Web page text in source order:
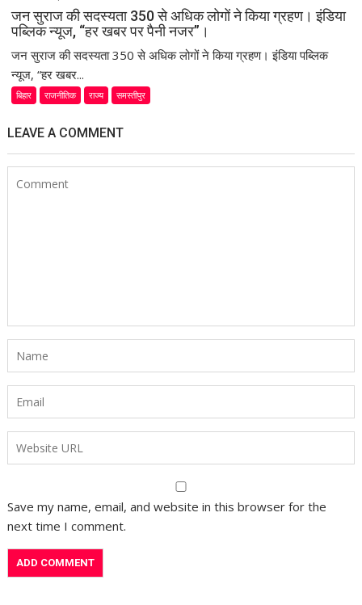
जन सुराज की सदस्यता 350 से अधिक लोगों ने किया ग्रहण। इंडिया
पब्लिक न्यूज, “हर खबर पर पैनी नजर”।
जन सुराज की सदस्यता 350 से अधिक लोगों ने किया ग्रहण। इंडिया पब्लिक
न्यूज, “हर खबर...
बिहार राजनीतिक राज्य समस्तीपुर
LEAVE A COMMENT
Save my name, email, and website in this browser for the
next time I comment.